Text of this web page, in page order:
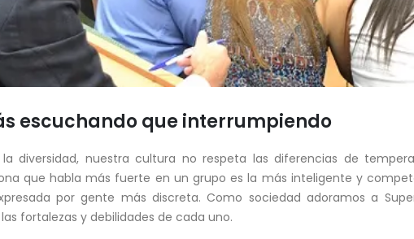
escuchando que interrumpiendo
diversidad, nuestra cultura no respeta las diferencias de
que habla más fuerte en un grupo es la más inteligente y
por gente más discreta. Como sociedad adoramos a
fortalezas y debilidades de cada uno.